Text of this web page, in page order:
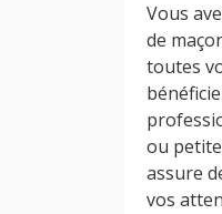
Vous
de
toutes
ou
assure
vos